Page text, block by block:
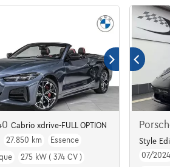
Cabrio xdrive-FULL OPTION
27.850 km
Essence
275 kW ( 374 CV )
Style
07/2024